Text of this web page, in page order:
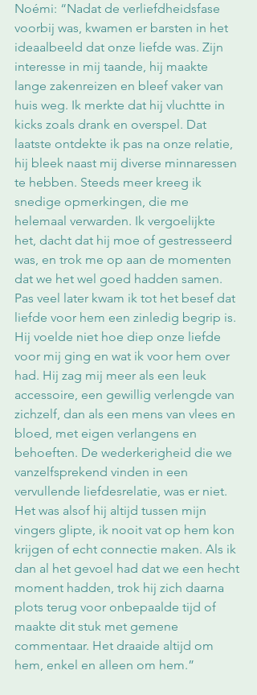
Noémi: “Nadat de verliefdheidsfase
voorbij was, kwamen er barsten in het
ideaalbeeld dat onze liefde was. Zijn
interesse in mij taande, hij maakte
lange zakenreizen en bleef vaker van
huis weg. Ik merkte dat hij vluchtte in
kicks zoals drank en overspel. Dat
laatste ontdekte ik pas na onze relatie,
hij bleek naast mij diverse minnaressen
te hebben. Steeds meer kreeg ik
snedige opmerkingen, die me
helemaal verwarden. Ik vergoelijkte
het, dacht dat hij moe of gestresseerd
was, en trok me op aan de momenten
dat we het wel goed hadden samen.
Pas veel later kwam ik tot het besef dat
liefde voor hem een zinledig begrip is.
Hij voelde niet hoe diep onze liefde
voor mij ging en wat ik voor hem over
had. Hij zag mij meer als een leuk
accessoire, een gewillig verlengde van
zichzelf, dan als een mens van vlees en
bloed, met eigen verlangens en
behoeften. De wederkerigheid die we
vanzelfsprekend vinden in een
vervullende liefdesrelatie, was er niet.
Het was alsof hij altijd tussen mijn
vingers glipte, ik nooit vat op hem kon
krijgen of echt connectie maken. Als ik
dan al het gevoel had dat we een hecht
moment hadden, trok hij zich daarna
plots terug voor onbepaalde tijd of
maakte dit stuk met gemene
commentaar. Het draaide altijd om
hem, enkel en alleen om hem.”